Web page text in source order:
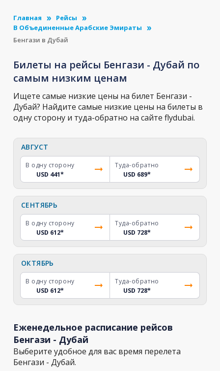
Главная
Рейсы
В Объединенные Арабские Эмираты
Бенгази в Дубай
Билеты на рейсы Бенгази - Дубай по
самым низким ценам
Ищете самые низкие цены на билет Бенгази -
Дубай? Найдите самые низкие цены на билеты в
одну сторону и туда-обратно на сайте flydubai.
АВГУСТ
В одну сторону
USD 441*
Туда-обратно
USD 689*
СЕНТЯБРЬ
В одну сторону
USD 612*
Туда-обратно
USD 728*
ОКТЯБРЬ
В одну сторону
USD 612*
Туда-обратно
USD 728*
Еженедельное расписание рейсов
Бенгази - Дубай
Выберите удобное для вас время перелета
Бенгази - Дубай.